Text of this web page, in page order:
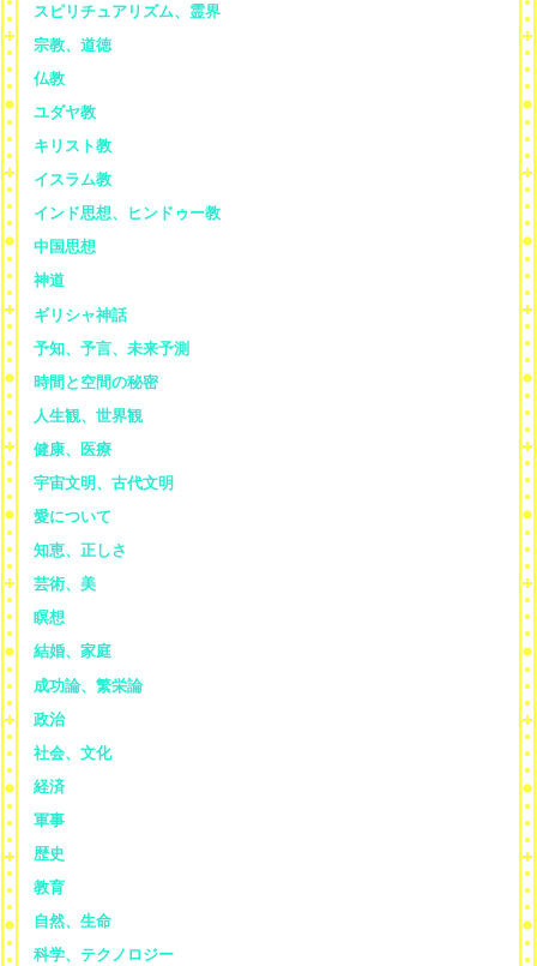
スピリチュアリズム、霊界
宗教、道徳
仏教
ユダヤ教
キリスト教
イスラム教
インド思想、ヒンドゥー教
中国思想
神道
ギリシャ神話
予知、予言、未来予測
時間と空間の秘密
人生観、世界観
健康、医療
宇宙文明、古代文明
愛について
知恵、正しさ
芸術、美
瞑想
結婚、家庭
成功論、繁栄論
政治
社会、文化
経済
軍事
歴史
教育
自然、生命
科学、テクノロジー